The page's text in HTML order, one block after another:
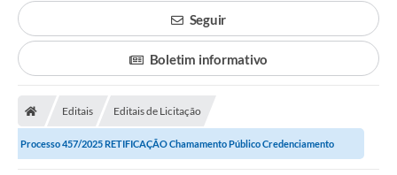
A Prefeitura
Município
Transparência
1DOC
Seguir
Boletim informativo
Editais Editais de Licitação
Processo 457/2025 RETIFICAÇÃO Chamamento Público Credenciamento